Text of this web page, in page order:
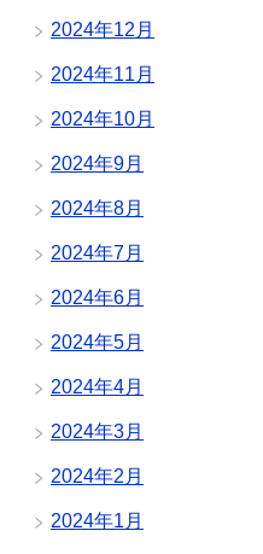
2024年12月
2024年11月
2024年10月
2024年9月
2024年8月
2024年7月
2024年6月
2024年5月
2024年4月
2024年3月
2024年2月
2024年1月